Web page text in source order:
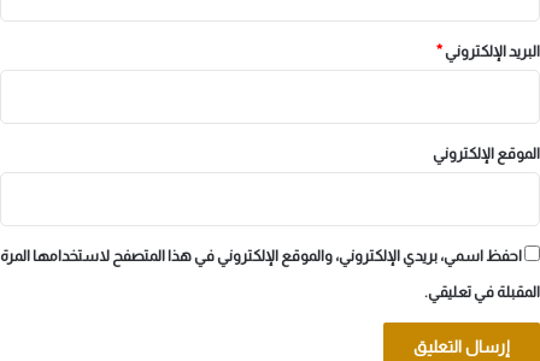
البريد الإلكتروني*
الموقع الإلكتروني
احفظ اسمي، بريدي الإلكتروني، والموقع الإلكتروني في هذا المتصفح لاستخدامها المرة
المقبلة في تعليقي.